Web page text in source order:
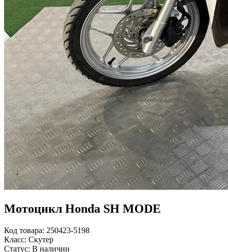
Мотоцикл Honda SH MODE
Код товара: 250423-5198
Класс: Скутер
Статус: В наличии